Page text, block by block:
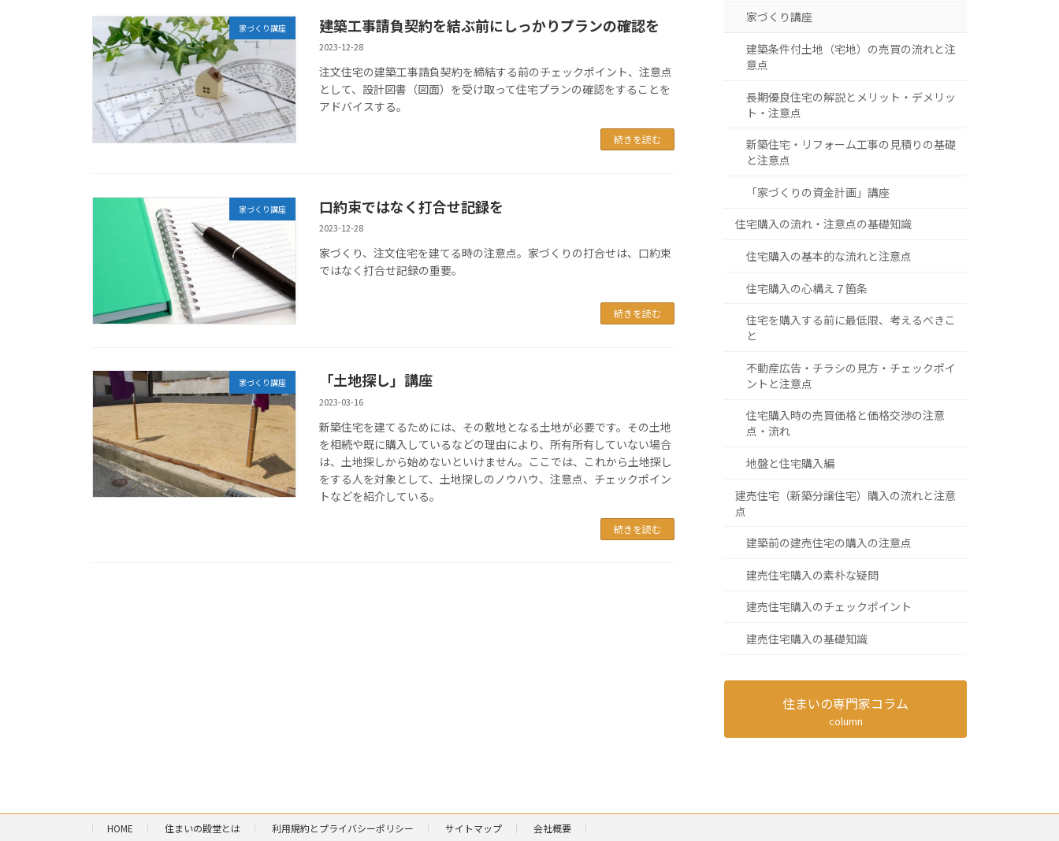
家づくり講座 建築工事請負契約を結ぶ前にしっかりプランの確認を
2023-12-28
注文住宅の建築工事請負契約を締結する前のチェックポイント、注意点
として、設計図書（図面）を受け取って住宅プランの確認をすることを
アドバイスする。
続きを読む
家づくり講座 口約束ではなく打合せ記録を
2023-12-28
家づくり、注文住宅を建てる時の注意点。家づくりの打合せは、口約束
ではなく打合せ記録の重要。
続きを読む
家づくり講座 「土地探し」講座
2023-03-16
新築住宅を建てるためには、その敷地となる土地が必要です。その土地
を相続や既に購入しているなどの理由により、所有所有していない場合
は、土地探しから始めないといけません。ここでは、これから土地探し
をする人を対象として、土地探しのノウハウ、注意点、チェックポイン
トなどを紹介している。
続きを読む
家づくり講座
建築条件付土地（宅地）の売買の流れと注
意点
長期優良住宅の解説とメリット・デメリッ
ト・注意点
新築住宅・リフォーム工事の見積りの基礎
と注意点
「家づくりの資金計画」講座
住宅購入の流れ・注意点の基礎知識
住宅購入の基本的な流れと注意点
住宅購入の心構え７箇条
住宅を購入する前に最低限、考えるべきこ
と
不動産広告・チラシの見方・チェックポイ
ントと注意点
住宅購入時の売買価格と価格交渉の注意
点・流れ
地盤と住宅購入編
建売住宅（新築分譲住宅）購入の流れと注意
点
建築前の建売住宅の購入の注意点
建売住宅購入の素朴な疑問
建売住宅購入のチェックポイント
建売住宅購入の基礎知識
住まいの専門家コラム
column
HOME 住まいの殿堂とは 利用規約とプライバシーポリシー サイトマップ 会社概要